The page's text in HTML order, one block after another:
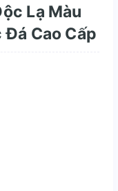
Lạ Màu
Đá Cao Cấp